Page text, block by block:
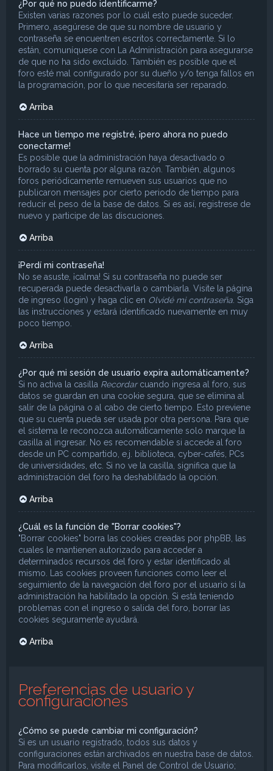
¿Por qué no puedo identificarme?
Existen varias razones por lo cuál esto puede suceder.
Primero, asegúrese de que su nombre de usuario y
contraseña se encuentren escritos correctamente. Si lo
están, comuníquese con La Administración para asegurarse
de que no ha sido excluido. También es posible que el
foro esté mal configurado por su dueño y/o tenga fallos en
la programación, por lo que necesitaría ser reparado.
Arriba
Hace un tiempo me registré, ¡pero ahora no puedo
conectarme!
Es posible que la administración haya desactivado o
borrado su cuenta por alguna razón. También, algunos
foros periódicamente remueven sus usuarios que no
publicaron mensajes por cierto periodo de tiempo para
reducir el peso de la base de datos. Si es así, registrese de
nuevo y participe de las discuciones.
Arriba
¡Perdí mi contraseña!
No se asuste, ¡calma! Si su contraseña no puede ser
recuperada puede desactivarla o cambiarla. Visite la página
de ingreso (login) y haga clic en Olvidé mi contraseña . Siga
las instrucciones y estará identificado nuevamente en muy
poco tiempo.
Arriba
¿Por qué mi sesión de usuario expira automáticamente?
Si no activa la casilla Recordarcuando ingresa al foro, sus
datos se guardan en una cookie segura, que se elimina al
salir de la página o al cabo de cierto tiempo. Esto previene
que su cuenta pueda ser usada por otra persona. Para que
el sistema le reconozca automáticamente solo marque la
casilla al ingresar. No es recomendable si accede al foro
desde un PC compartido, e.j. biblioteca, cyber-cafés, PCs
de universidades, etc. Si no ve la casilla, significa que la
administración del foro ha deshabilitado la opción.
Arriba
¿Cuál es la función de "Borrar cookies"?
"Borrar cookies" borra las cookies creadas por phpBB, las
cuales le mantienen autorizado para acceder a
determinados recursos del foro y estar identificado al
mismo. Las cookies proveen funciones como leer el
seguimiento de la navegación del foro por el usuario si la
administración ha habilitado la opción. Si está teniendo
problemas con el ingreso o salida del foro, borrar las
cookies seguramente ayudará.
Arriba
Preferencias de usuario y
configuraciones
¿Cómo se puede cambiar mi configuración?
Si es un usuario registrado, todos sus datos y
configuraciones están archivados en nuestra base de datos.
Para modificarlos, visite el Panel de Control de Usuario;